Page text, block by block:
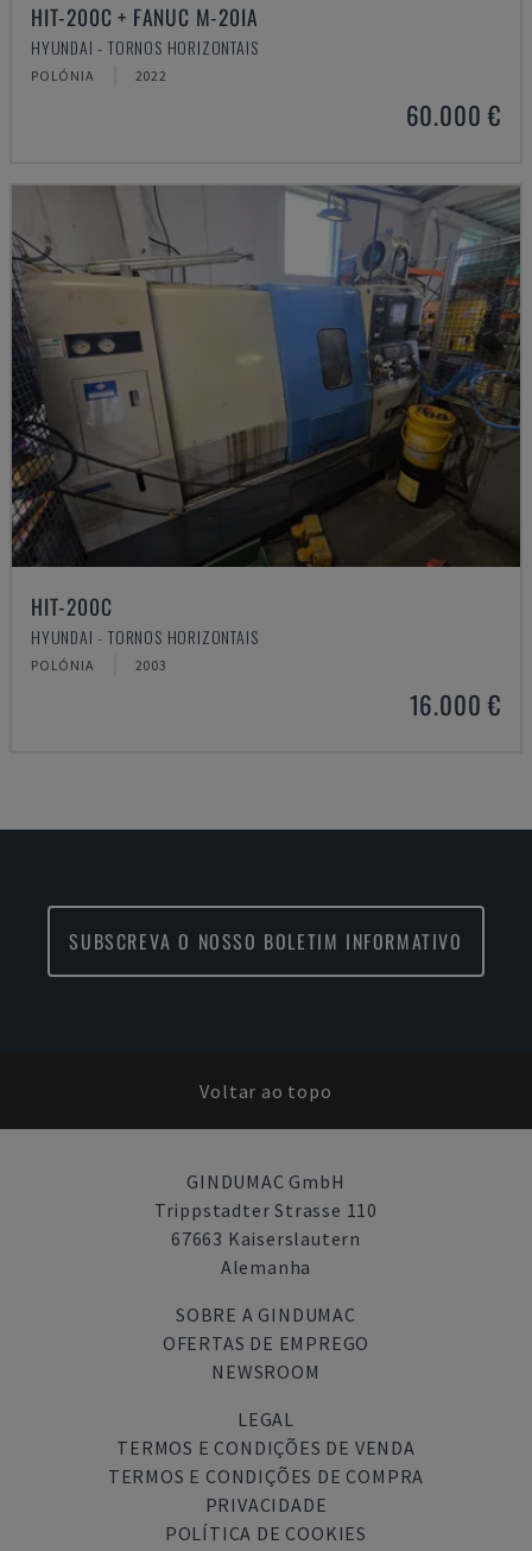
HIT-200C + FANUC M-20IA
HYUNDAI - TORNOS HORIZONTAIS
POLÓNIA 2022
60.000 €
HIT-200C
HYUNDAI - TORNOS HORIZONTAIS
POLÓNIA 2003
16.000 €
SUBSCREVA O NOSSO BOLETIM INFORMATIVO
Voltar ao topo
GINDUMAC GmbH
Trippstadter Strasse 110
67663 Kaiserslautern
Alemanha
SOBRE A GINDUMAC
OFERTAS DE EMPREGO
NEWSROOM
LEGAL
TERMOS E CONDIÇÕES DE VENDA
TERMOS E CONDIÇÕES DE COMPRA
PRIVACIDADE
POLÍTICA DE COOKIES